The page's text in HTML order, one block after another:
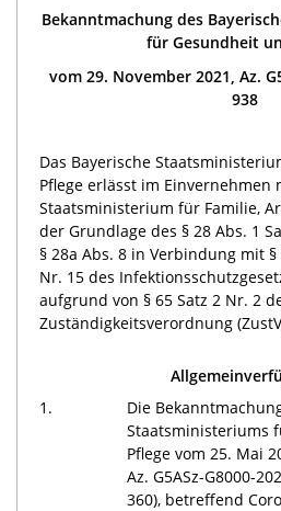
Bekanntmachung des
für Gesundheit
vom 29. November 2021, Az.
938
Das Bayerische
Pflege erlässt im Einvernehmen
Staatsministerium für Familie,
der Grundlage des § 28 Abs. 1
§ 28a Abs. 8 in Verbindung mit
Nr. 15 des
aufgrund von § 65 Satz 2 Nr. 2
Zuständigkeitsverordnung
1.
Die
Staatsministeriums
Pflege vom 25. Mai
Az. G5ASz-G8000-
360), betreffend